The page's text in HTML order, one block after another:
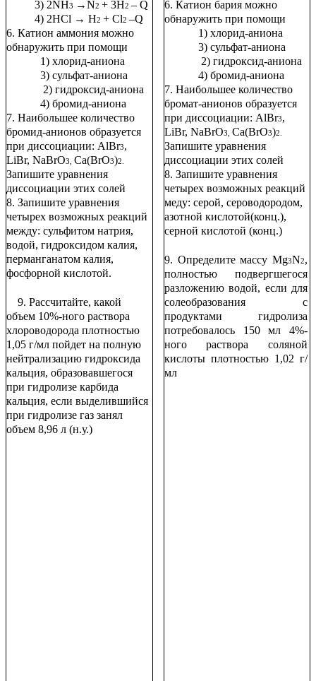
3) 2NH3 →N2 + 3H2 – Q
4) 2HCl → H2 + Cl2 –Q
6. Катион аммония можно
обнаружить при помощи
1) хлорид-аниона
3) сульфат-аниона
2) гидроксид-аниона
4) бромид-аниона
7. Наибольшее количество
бромид-анионов образуется
при диссоциации: AlBr3,
LiBr, NaBrO3, Сa(BrO3)2.
Запишите уравнения
диссоциации этих солей
8. Запишите уравнения
четырех возможных реакций
между: сульфитом натрия,
водой, гидроксидом калия,
перманганатом калия,
фосфорной кислотой.
9. Рассчитайте, какой
объем 10%-ного раствора
хлороводорода плотностью
1,05 г/мл пойдет на полную
нейтрализацию гидроксида
кальция, образовавшегося
при гидролизе карбида
кальция, если выделившийся
при гидролизе газ занял
объем 8,96 л (н.у.)
6. Катион бария можно
обнаружить при помощи
1) хлорид-аниона
3) сульфат-аниона
2) гидроксид-аниона
4) бромид-аниона
7. Наибольшее количество
бромат-анионов образуется
при диссоциации: AlBr3,
LiBr, NaBrO3, Сa(BrO3)2.
Запишите уравнения
диссоциации этих солей
8. Запишите уравнения
четырех возможных реакций
меду: серой, сероводородом,
азотной кислотой(конц.),
серной кислотой (конц.)
9. Определите массу Mg3N2,
полностью подвергшегося
разложению водой, если для
солеобразования с
продуктами гидролиза
потребовалось 150 мл 4%-
ного раствора соляной
кислоты плотностью 1,02 г/
мл